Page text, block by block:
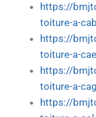
https://
toiture-a-
https://
toiture-a-
https://
toiture-a-
https://